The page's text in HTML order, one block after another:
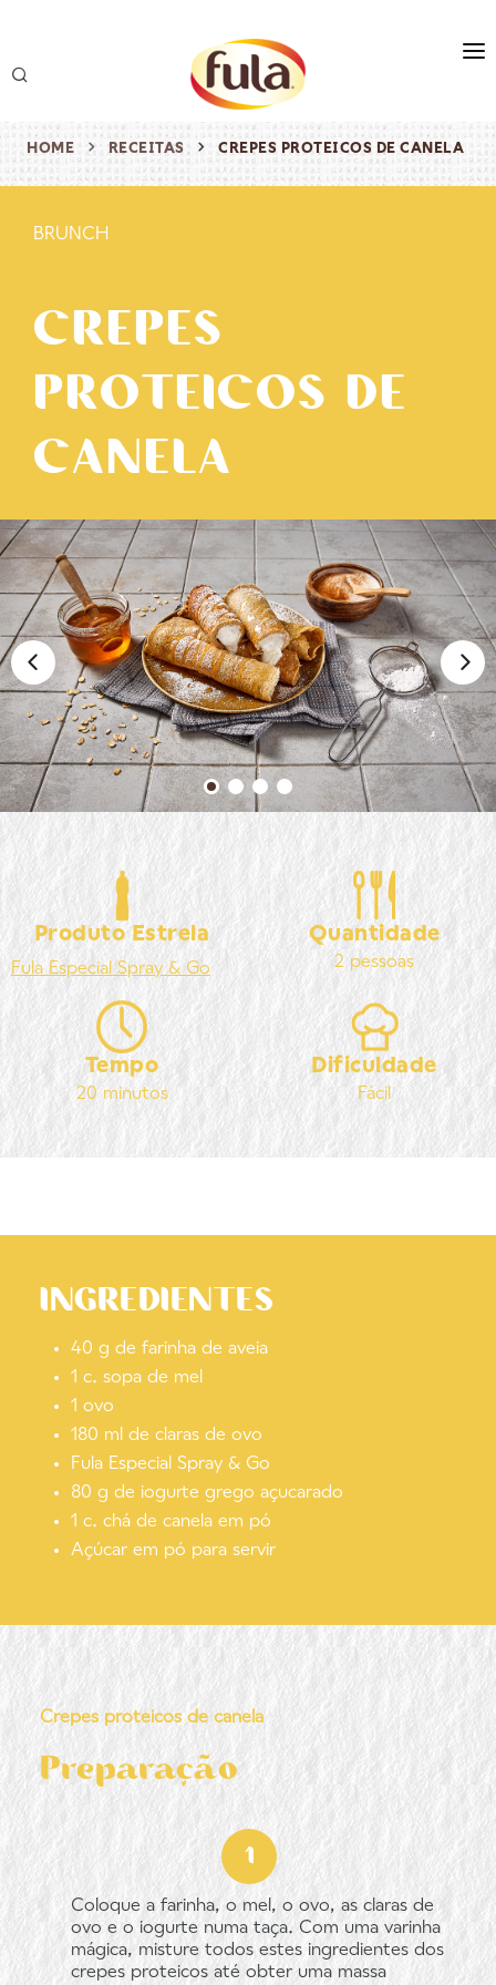
produtos
origem & sustentabilidade
HOME RECEITAS CREPES PROTEICOS DE CANELA
BRUNCH
CREPES
PROTEICOS DE
CANELA
Produto Estrela
Fula Especial Spray & Go
Quantidade
2 pessoas
Tempo
20 minutos
Dificuldade
Fácil
Crepes proteicos de canela
Preparação
Coloque a farinha, o mel, o ovo, as claras de
ovo e o iogurte numa taça. Com uma varinha
mágica, misture todos estes ingredientes dos
crepes proteicos até obter uma massa
INGREDIENTES
40 g de farinha de aveia
1 c. sopa de mel
1 ovo
180 ml de claras de ovo
Fula Especial Spray & Go
80 g de iogurte grego açucarado
1 c. chá de canela em pó
Açúcar em pó para servir